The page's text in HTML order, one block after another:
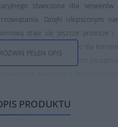
stworzona dla serwerów
Dzięki ulepszonym
staje się jeszcze prostsze i
zintegrowane wsparcie dla
oraz ulepszony system
związane z
i skalowania, dzięki czemu
Windows Server to inwestycja w
ROZWIŃ PEŁEN OPIS
PRODUKTU